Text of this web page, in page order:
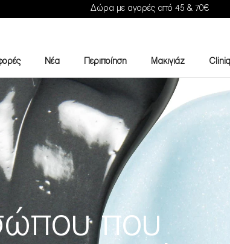
Δώρα με αγορές από 45 & 70€
Νέα Περιποίηση Μακιγιάζ
που